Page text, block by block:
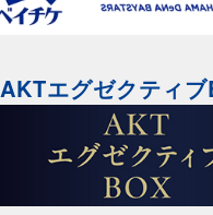
AKTエグゼクティ